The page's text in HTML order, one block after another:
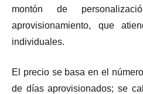
montón de
aprovisionamiento, que
individuales.
El precio se basa en el
de días aprovisionados; se